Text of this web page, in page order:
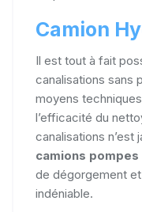
Camion
Il est tout à fait
canalisations sans
moyens
l’efficacité du
canalisations n’est
camions
de dégorgement
indéniable.